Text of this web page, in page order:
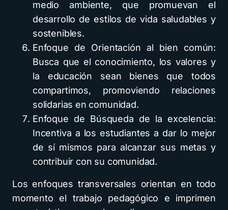
medio ambiente, que promuevan el
desarrollo de estilos de vida saludables y
sostenibles.
Enfoque de Orientación al bien común:
Busca que el conocimiento, los valores y
la educación sean bienes que todos
compartimos, promoviendo relaciones
solidarias en comunidad.
Enfoque de Búsqueda de la excelencia:
Incentiva a los estudiantes a dar lo mejor
de sí mismos para alcanzar sus metas y
contribuir con su comunidad.
Los enfoques transversales orientan en todo
momento el trabajo pedagógico e imprimen